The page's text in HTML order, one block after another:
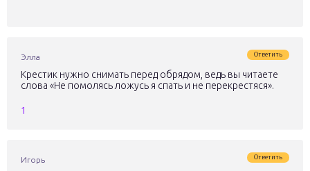
Элла Ответить
Крестик нужно снимать перед обрядом, ведь вы читаете
слова «Не помолясь ложусь я спать и не перекрестяся».
1
Игорь Ответить